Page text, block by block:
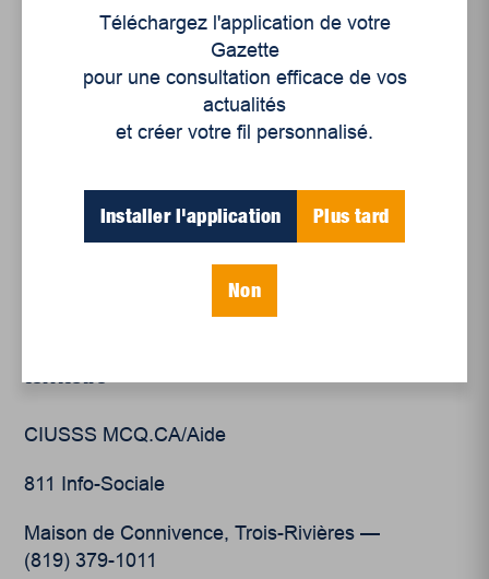
Comité intersectoriel en matière d’agression à
caractère sexuel et violences conjugales du
CIUSSS-MCQ. Ce comité invite la population à
porter le ruban blanc en guise de solidarité aux
femmes tout au long des 12 jours d’action.
CIUSSS MCQ.CA/Aide
811 Info-Sociale
Maison de Connivence, Trois-Rivières —
(819) 379-1011
Téléchargez l'application de votre
Gazette
pour une consultation efficace de vos
actualités
et créer votre fil personnalisé.
Installer l'application Plus tard
Non